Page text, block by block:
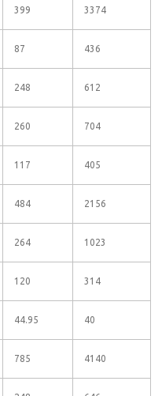
399 3374
87 436
248 612
260 704
117 405
484 2156
264 1023
120 314
44.95 40
785 4140